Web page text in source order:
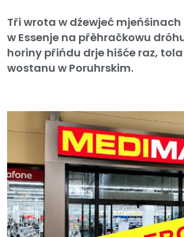
Tři wrota w dźewjeć
w Essenje na přěhračkowu
horiny přińdu drje hišće raz,
wostanu w Poruhrskim.